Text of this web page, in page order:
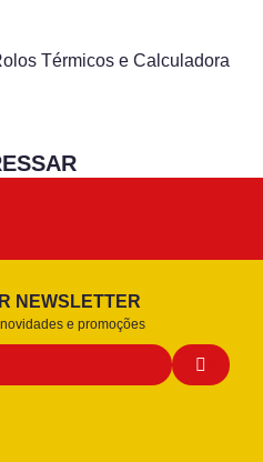
Térmicos e Calculadora
NEWSLETTER
e promoções